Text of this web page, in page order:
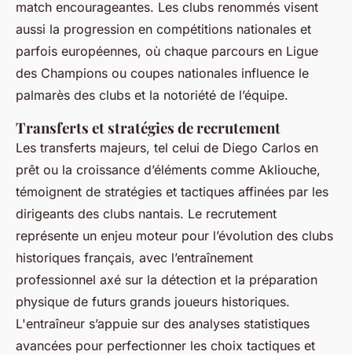
match encourageantes. Les clubs renommés visent
aussi la progression en compétitions nationales et
parfois européennes, où chaque parcours en Ligue
des Champions ou coupes nationales influence le
palmarès des clubs et la notoriété de l’équipe.
Transferts et stratégies de recrutement
Les transferts majeurs, tel celui de Diego Carlos en
prêt ou la croissance d’éléments comme Akliouche,
témoignent de stratégies et tactiques affinées par les
dirigeants des clubs nantais. Le recrutement
représente un enjeu moteur pour l’évolution des clubs
historiques français, avec l’entraînement
professionnel axé sur la détection et la préparation
physique de futurs grands joueurs historiques.
L'entraîneur s’appuie sur des analyses statistiques
avancées pour perfectionner les choix tactiques et